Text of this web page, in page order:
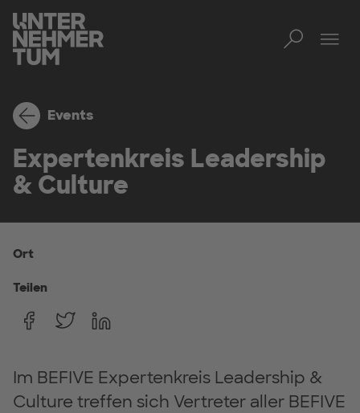
Events
Expertenkreis Leadership
& Culture
Ort
Teilen
Im BEFIVE Expertenkreis Leadership &
Culture treffen sich Vertreter aller BEFIVE